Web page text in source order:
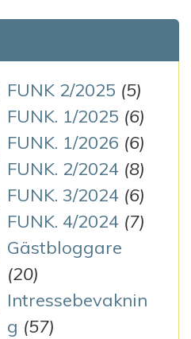
FUNK 2/2025 (5)
FUNK. 1/2025 (6)
FUNK. 1/2026 (6)
FUNK. 2/2024 (8)
FUNK. 3/2024 (6)
FUNK. 4/2024 (7)
Gästbloggare
(20)
Intressebevaknin
g (57)